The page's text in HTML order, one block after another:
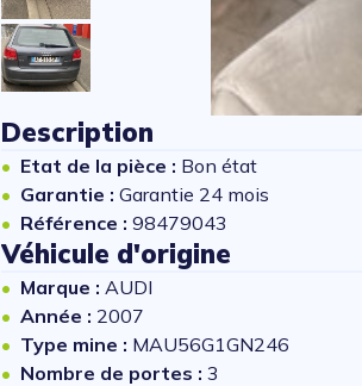
Description
Etat de la pièce : Bon état
Garantie : Garantie 24 mois
Référence : 98479043
Véhicule d'origine
Marque : AUDI
Année : 2007
Type mine : MAU56G1GN246
Nombre de portes : 3